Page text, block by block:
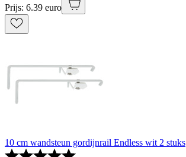
Prijs: 6.39 euro
10 cm wandsteun gordijnrail Endless wit 2 stuks